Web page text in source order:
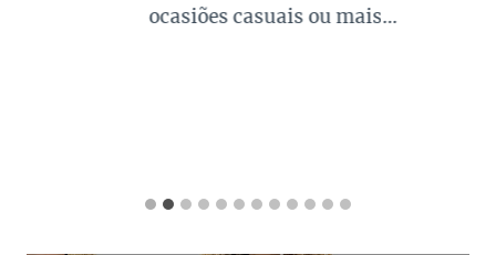
ocasiões casuais ou mais…